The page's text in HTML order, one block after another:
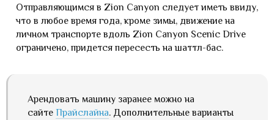
Отправляющимся в Zion Canyon следует иметь ввиду,
что в любое время года, кроме зимы, движение на
личном транспорте вдоль Zion Canyon Scenic Drive
ограничено, придется пересесть на шаттл-бас.
Арендовать машину заранее можно на
сайте Прайслайна. Дополнительные варианты